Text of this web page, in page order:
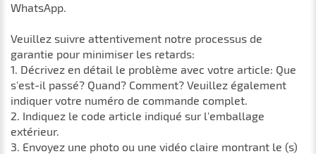
WhatsApp.
Veuillez suivre attentivement notre processus de
garantie pour minimiser les retards:
1. Décrivez en détail le problème avec votre article: Que
s'est-il passé? Quand? Comment? Veuillez également
indiquer votre numéro de commande complet.
2. Indiquez le code article indiqué sur l'emballage
extérieur.
3. Envoyez une photo ou une vidéo claire montrant le (s)